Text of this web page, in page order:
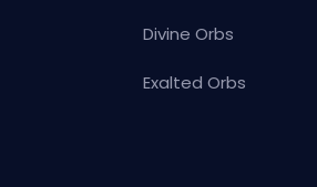
Divine Orbs
Exalted Orbs